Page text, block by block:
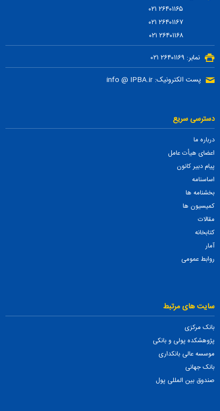
۲۶۴۰۱۱۶۷ ۰۲۱
۲۶۴۰۱۱۶۸ ۰۲۱
نمابر: ۲۶۴۰۱۱۶۹ ۰۲۱
پست الکترونیک: info @ IPBA.ir
دسترسی سریع
درباره ما
اعضای هیأت عامل
پیام دبیر کانون
اساسنامه
بخشنامه ها
کمیسیون ها
مقالات
کتابخانه
آمار
روابط عمومی
سایت های مرتبط
بانک مرکزی
پژوهشکده پولی و بانکی
موسسه عالی بانکداری
بانک جهانی
صندوق بین المللی پول